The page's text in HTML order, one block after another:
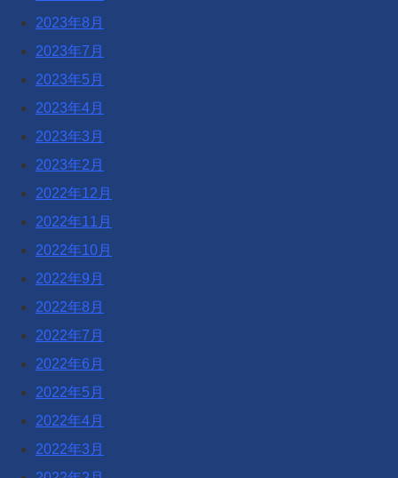
2023年8月
2023年7月
2023年5月
2023年4月
2023年3月
2023年2月
2022年12月
2022年11月
2022年10月
2022年9月
2022年8月
2022年7月
2022年6月
2022年5月
2022年4月
2022年3月